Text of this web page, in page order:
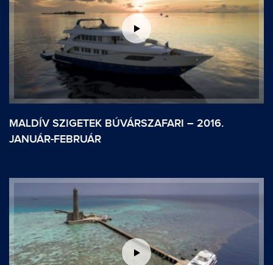
MALDÍV SZIGETEK BÚVÁRSZAFARI – 2016.
JANUÁR-FEBRUÁR